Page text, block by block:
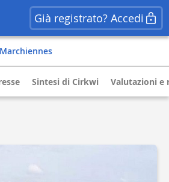
Già registrato? Accedi
marchiennes
Sintesi di Cirkwi Valutazioni e